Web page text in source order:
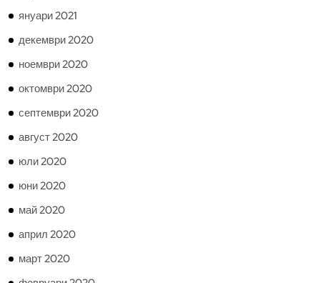
януари 2021
декември 2020
ноември 2020
октомври 2020
септември 2020
август 2020
юли 2020
юни 2020
май 2020
април 2020
март 2020